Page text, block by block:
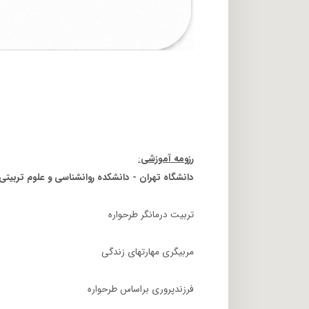
رزومه آموزشی:
دانشگاه تهران - دانشکده روانشناسی و علوم
تربیت درمانگر طرحواره
مربیگری مهارتهای زندگی
فرزندپروری براساس طرحواره